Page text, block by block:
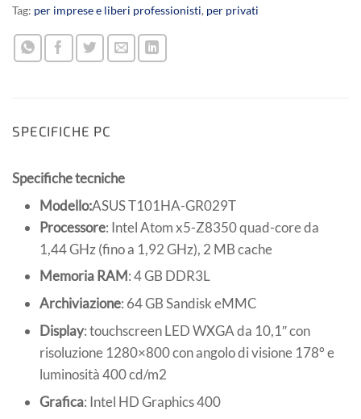
Tag: per imprese e liberi professionisti, per privati
SPECIFICHE PC
Specifiche tecniche
Modello:ASUS T101HA-GR029T
Processore: Intel Atom x5-Z8350 quad-core da
1,44 GHz (fino a 1,92 GHz), 2 MB cache
Memoria RAM: 4 GB DDR3L
Archiviazione: 64 GB Sandisk eMMC
Display: touchscreen LED WXGA da 10,1″ con
risoluzione 1280×800 con angolo di visione 178° e
luminosità 400 cd/m2
Grafica: Intel HD Graphics 400